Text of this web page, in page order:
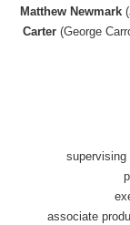
Matthew Newmark
Carter (George
supervising
associate